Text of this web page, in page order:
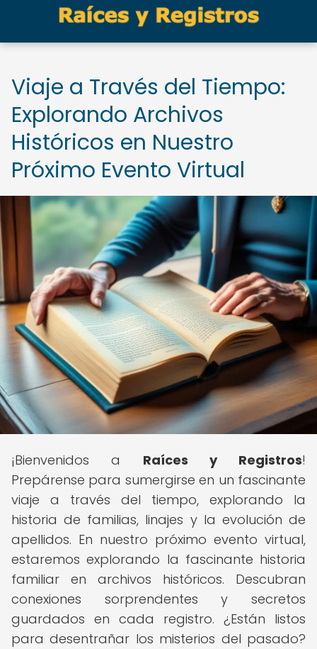
Viaje a Través del Tiempo:
Explorando Archivos
Históricos en Nuestro
Próximo Evento Virtual
¡Bienvenidos a Raíces y Registros!
Prepárense para sumergirse en un fascinante
viaje a través del tiempo, explorando la
historia de familias, linajes y la evolución de
apellidos. En nuestro próximo evento virtual,
estaremos explorando la fascinante historia
familiar en archivos históricos. Descubran
conexiones sorprendentes y secretos
guardados en cada registro. ¿Están listos
para desentrañar los misterios del pasado?